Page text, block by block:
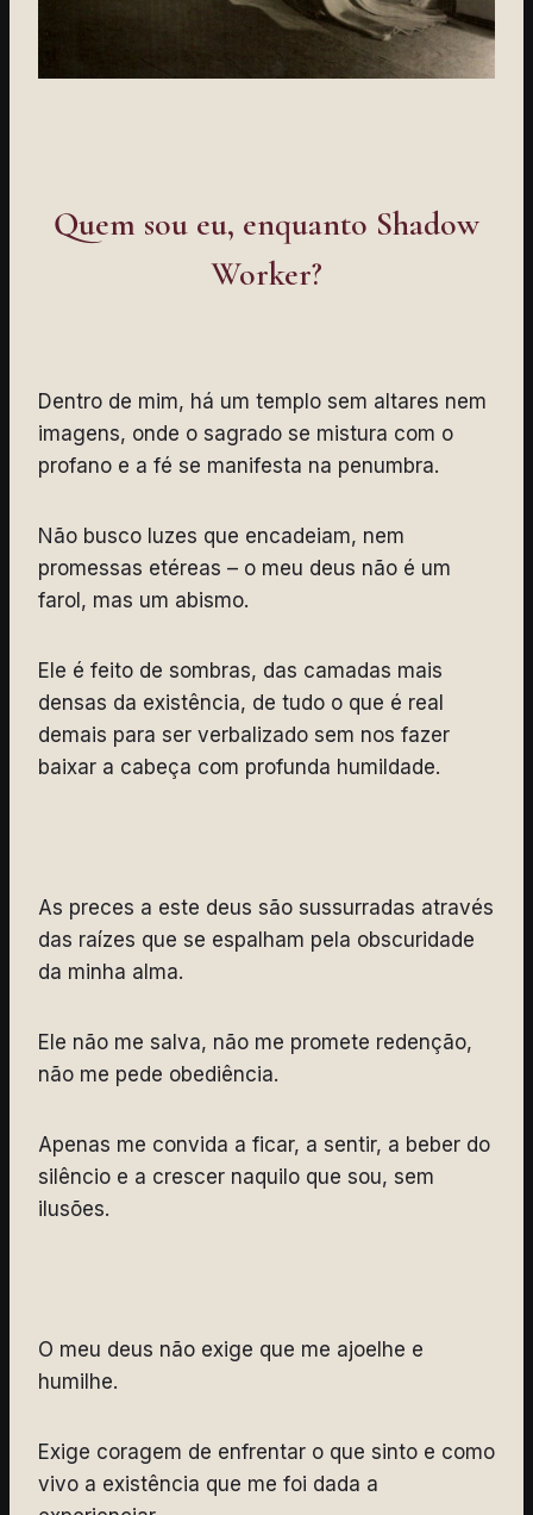
Quem sou eu, enquanto Shadow
Worker?
Dentro de mim, há um templo sem altares nem
imagens, onde o sagrado se mistura com o
profano e a fé se manifesta na penumbra.
Não busco luzes que encadeiam, nem
promessas etéreas – o meu deus não é um
farol, mas um abismo.
Ele é feito de sombras, das camadas mais
densas da existência, de tudo o que é real
demais para ser verbalizado sem nos fazer
baixar a cabeça com profunda humildade.
As preces a este deus são sussurradas através
das raízes que se espalham pela obscuridade
da minha alma.
Ele não me salva, não me promete redenção,
não me pede obediência.
Apenas me convida a ficar, a sentir, a beber do
silêncio e a crescer naquilo que sou, sem
ilusões.
O meu deus não exige que me ajoelhe e
humilhe.
Exige coragem de enfrentar o que sinto e como
vivo a existência que me foi dada a